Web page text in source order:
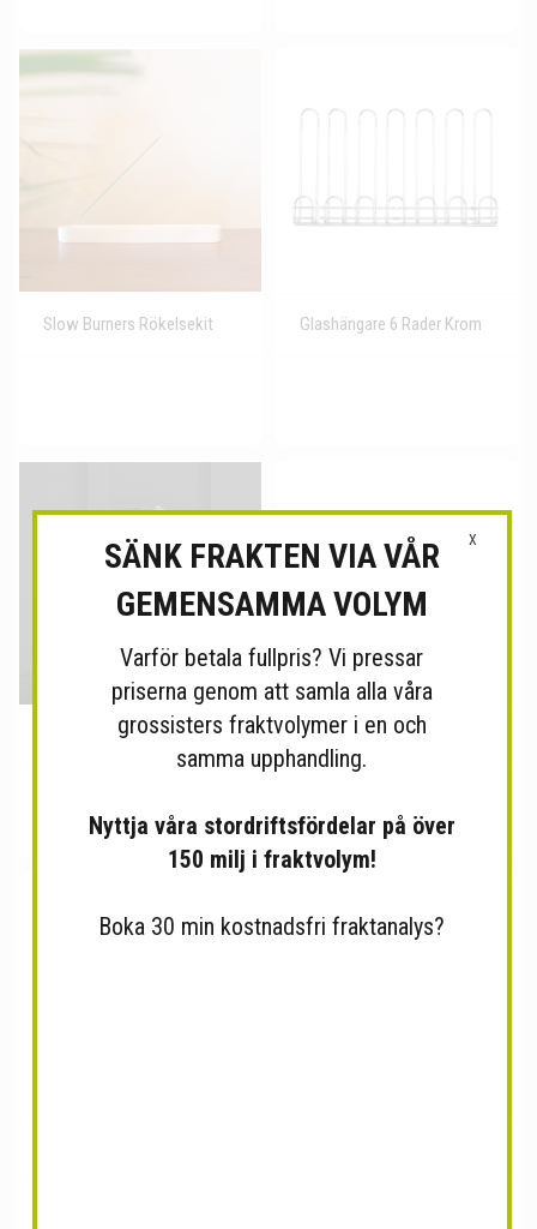
Slow Burners Rökelsekit Glashängare 6 Rader Krom
Jordglob Lampa Svart 30 cm Vinställ Pisa Krom 12 Flaskor
X
SÄNK FRAKTEN VIA VÅR
GEMENSAMMA VOLYM
Varför betala fullpris? Vi pressar
priserna genom att samla alla våra
grossisters fraktvolymer i en och
samma upphandling.
Nyttja våra stordriftsfördelar på över
150 milj i fraktvolym!
Boka 30 min kostnadsfri fraktanalys?